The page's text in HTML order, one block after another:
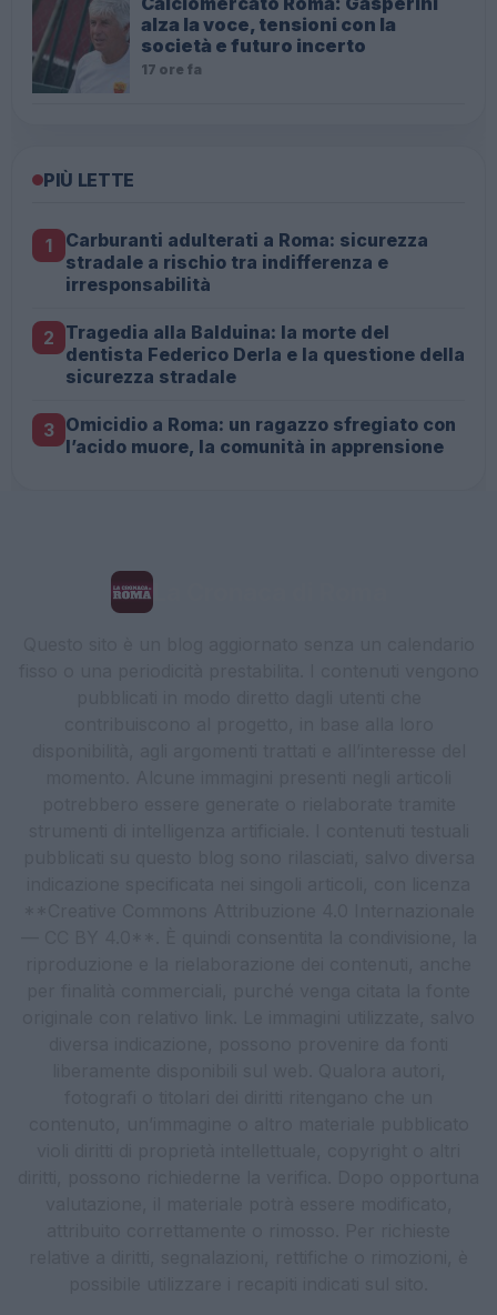
alza la voce, tensioni con la
società e futuro incerto
17 ore fa
PIÙ LETTE
1
Carburanti adulterati a Roma: sicurezza
stradale a rischio tra indifferenza e
irresponsabilità
2 Tragedia alla Balduina: la morte del
dentista Federico Derla e la questione della
sicurezza stradale
3 Omicidio a Roma: un ragazzo sfregiato con
l’acido muore, la comunità in apprensione